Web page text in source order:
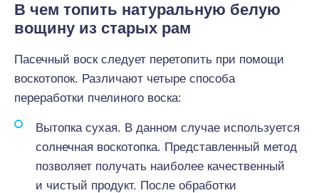
В чем топить натуральную белую
вощину из старых рам
Пасечный воск следует перетопить при помощи
воскотопок. Различают четыре способа
переработки пчелиного воска:
Вытопка сухая. В данном случае используется
солнечная воскотопка. Представленный метод
позволяет получать наиболее качественный
и чистый продукт. После обработки